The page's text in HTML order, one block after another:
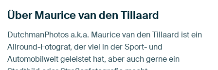
Über Maurice van den Tillaard
DutchmanPhotos a.k.a. Maurice van den Tillaard ist ein
Allround-Fotograf, der viel in der Sport- und
Automobilwelt geleistet hat, aber auch gerne ein